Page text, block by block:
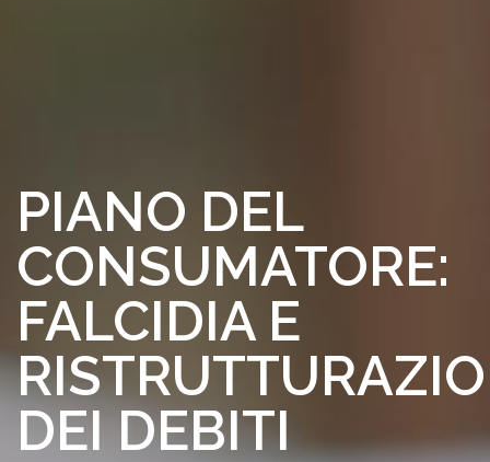
​PIANO DEL
CONSUMATORE:
FALCIDIA E
DEI DEBITI